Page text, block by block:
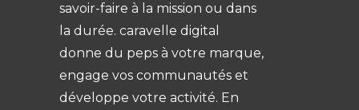
savoir-faire à la mission ou dans
la durée. caravelle digital
donne du peps à votre marque,
engage vos communautés et
développe votre activité. En